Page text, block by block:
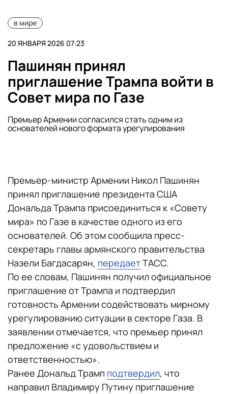
в мире
20 ЯНВАРЯ 2026 07:23
Пашинян принял
приглашение Трампа войти в
Совет мира по Газе
Премьер Армении согласился стать одним из
основателей нового формата урегулирования
Премьер-министр Армении Никол Пашинян
принял приглашение президента США
Дональда Трампа присоединиться к «Совету
мира» по Газе в качестве одного из его
основателей. Об этом сообщила пресс-
секретарь главы армянского правительства
Назели Багдасарян, передаетТАСС.
По ее словам, Пашинян получил официальное
приглашение от Трампа и подтвердил
готовность Армении содействовать мирному
урегулированию ситуации в секторе Газа. В
заявлении отмечается, что премьер принял
предложение «с удовольствием и
ответственностью».
Ранее Дональд Трамп подтвердил, что
направил Владимиру Путину приглашение